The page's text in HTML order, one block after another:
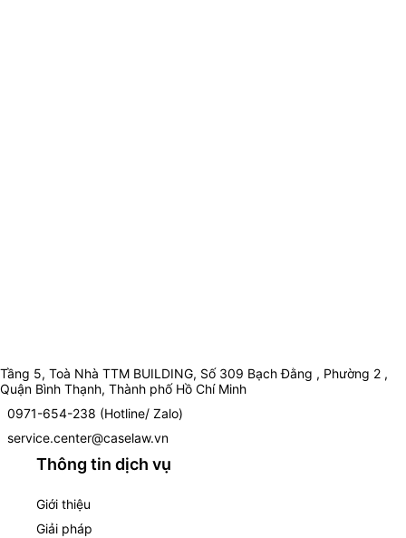
Tầng 5, Toà Nhà TTM BUILDING, Số 309 Bạch Đằng , Phường 2 ,
Quận Bình Thạnh, Thành phố Hồ Chí Minh
0971-654-238 (Hotline/ Zalo)
service.center@caselaw.vn
Thông tin dịch vụ
Giới thiệu
Giải pháp